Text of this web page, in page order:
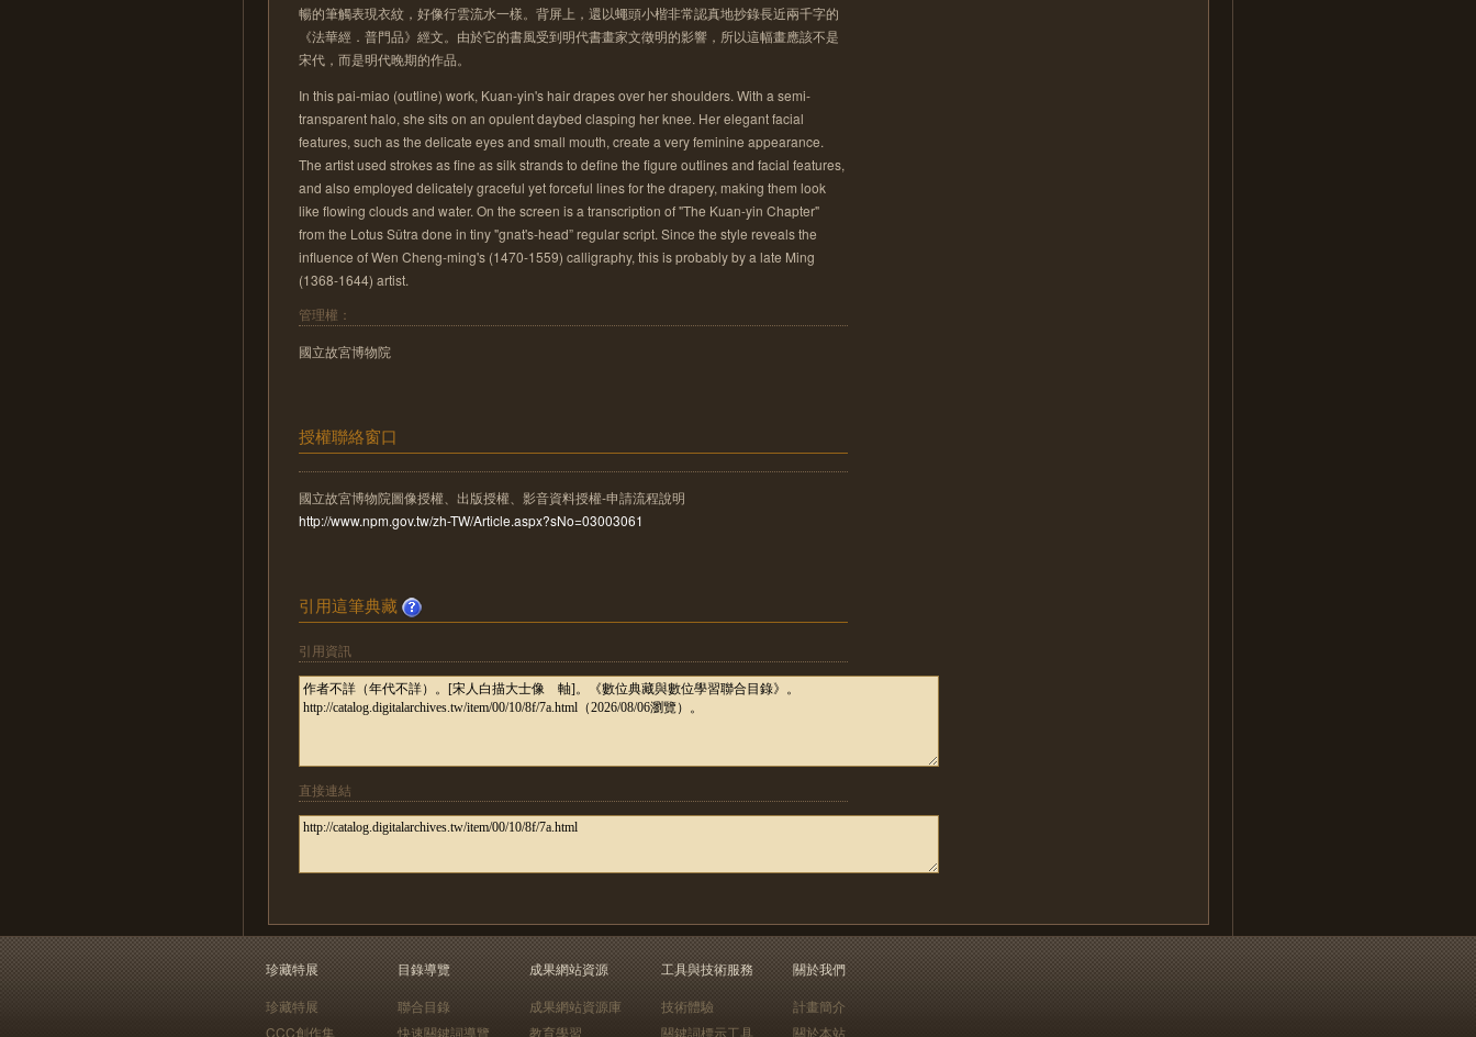
暢的筆觸表現衣紋，好像行雲流水一樣。背屏上，還以蠅頭小楷非常認真地抄錄長近兩千字的
《法華經．普門品》經文。由於它的書風受到明代書畫家文徵明的影響，所以這幅畫應該不是
宋代，而是明代晚期的作品。
In this pai-miao (outline) work, Kuan-yin's hair drapes over her shoulders. With a semi-
transparent halo, she sits on an opulent daybed clasping her knee. Her elegant facial
features, such as the delicate eyes and small mouth, create a very feminine appearance.
The artist used strokes as fine as silk strands to define the figure outlines and facial features,
and also employed delicately graceful yet forceful lines for the drapery, making them look
like flowing clouds and water. On the screen is a transcription of "The Kuan-yin Chapter"
from the Lotus Sûtra done in tiny "gnat's-head” regular script. Since the style reveals the
influence of Wen Cheng-ming's (1470-1559) calligraphy, this is probably by a late Ming
(1368-1644) artist.
管理權：
國立故宮博物院
授權聯絡窗口
國立故宮博物院圖像授權、出版授權、影音資料授權-申請流程說明
http://www.npm.gov.tw/zh-TW/Article.aspx?sNo=03003061
引用這筆典藏
引用資訊
直接連結
珍藏特展
珍藏特展
CCC創作集
目錄導覽
聯合目錄
快速關鍵詞導覽
成果網站資源
成果網站資源庫
教育學習
工具與技術服務
技術體驗
關鍵詞標示工具
關於我們
計畫簡介
關於本站